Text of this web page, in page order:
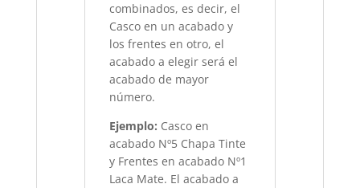
combinados, es decir, el
Casco en un acabado y
los frentes en otro, el
acabado a elegir será el
acabado de mayor
número.
Ejemplo: Casco en
acabado Nº5 Chapa Tinte
y Frentes en acabado Nº1
Laca Mate. El acabado a